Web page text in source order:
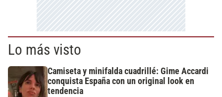
Lo más visto
Camiseta y minifalda cuadrillé: Gime Accardi
conquista España con un original look en
tendencia